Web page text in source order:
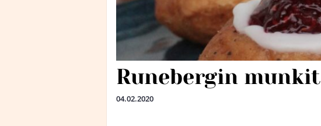
Runebergin munkit
04.02.2020